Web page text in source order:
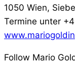
1050 Wien,
Termine unter
Follow Mario